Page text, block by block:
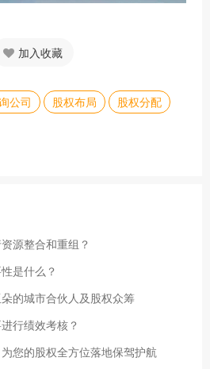
加入收藏
公司 股权布局
股权分配
源整合和重组？
是什么？
的城市合伙人及股权众筹
行绩效考核？
您的股权全方位落地保驾护航